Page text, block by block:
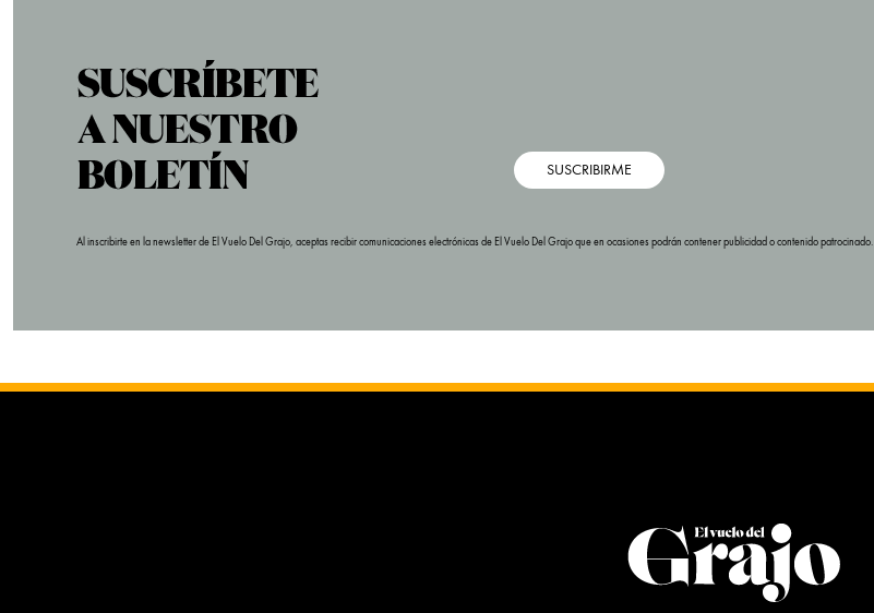
SUSCRIBIRME
Al inscribirte en la newsletter de El Vuelo Del Grajo, aceptas recibir comunicaciones electrónicas de El Vuelo Del Grajo que en ocasiones podrán contener publicidad o contenido patrocinado.